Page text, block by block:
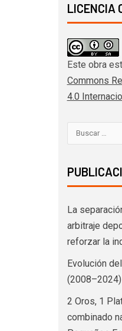
LICENCIA
Este obra
Commons
4.0
La
arbitraje
reforzar la
Evolución
(2008–2024)
2 Oros, 1
combinado